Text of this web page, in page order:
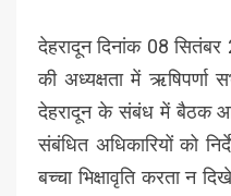
देहरादून दिनांक 08
की अध्यक्षता में ऋषिपर्णा
देहरादून के संबंध में बैठक
संबंधित अधिकारियों को
बच्चा भिक्षावृति करता न